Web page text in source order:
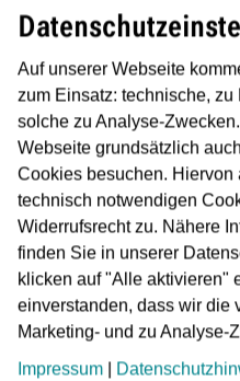
Die Linie 18 ist im
Platz und Nibelungenplatz
Vom Nibelungenplatz fährt
bis zur Hugo-Junkers-
Da die Metrobuslinie M36,
Nachtbuslinien die ÖPNV-
eingeschränkt nutzen
Börneplatz und
Westbahnhof, bzw. Bad
an den Fahrbahnrand
N5 und N12 wird die
Enkheim, Preungesheim,
Meter an die
Schießhüttenstraße gelegt.
Auf unserer Webseite
zum Einsatz: technische,
solche zu Analyse-
Webseite grundsätzlich
Cookies besuchen.
technisch notwendigen
Widerrufsrecht zu. Nähere
finden Sie in unserer
klicken auf "Alle aktivieren"
einverstanden, dass wir die
Marketing- und zu Analyse-
Impressum